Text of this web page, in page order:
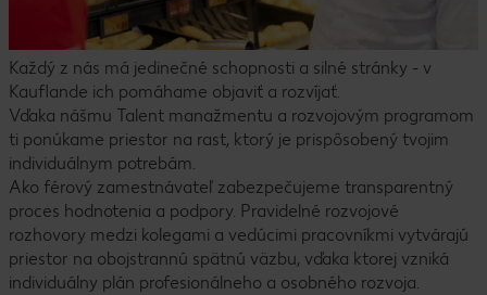
Každý z nás má jedinečné schopnosti a silné stránky - v
Kauflande ich pomáhame objaviť a rozvíjať.
Vďaka nášmu Talent manažmentu a rozvojovým programom
ti ponúkame priestor na rast, ktorý je prispôsobený tvojim
individuálnym potrebám.
Ako férový zamestnávateľ zabezpečujeme transparentný
proces hodnotenia a podpory. Pravidelné rozvojové
rozhovory medzi kolegami a vedúcimi pracovníkmi vytvárajú
priestor na obojstrannú spätnú väzbu, vďaka ktorej vzniká
individuálny plán profesionálneho a osobného rozvoja.